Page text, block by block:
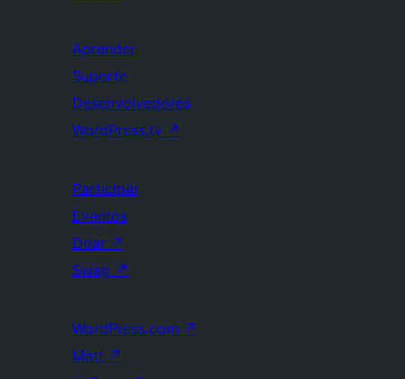
Aprender
Suporte
Desenvolvedores
WordPress.tv ↗
Participar
Eventos
Doar ↗
Swag ↗
WordPress.com ↗
Matt ↗